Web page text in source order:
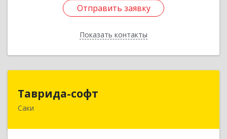
Отправить заявку
Показать контакты
Отправить заявку
Назад
Таврида-софт
Саки